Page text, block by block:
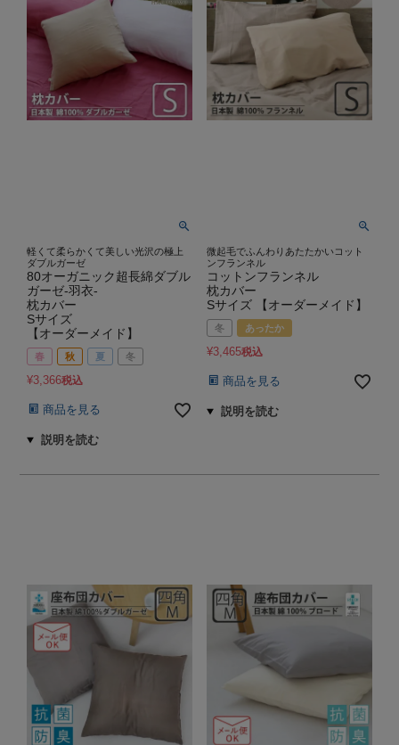
軽くて柔らかくて美しい光沢の極上
ダブルガーゼ
80オーガニック超長綿ダブル
ガーゼ-羽衣-
枕カバー
Sサイズ
【オーダーメイド】
春 秋 夏 冬
¥3,366税込
商品を見る
微起毛でふんわりあたたかいコット
ンフランネル
コットンフランネル
枕カバー
Sサイズ 【オーダーメイド】
冬 あったか
¥3,465税込
商品を見る